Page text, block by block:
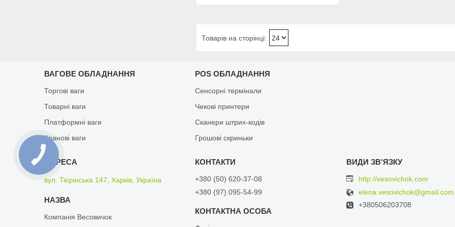
ВАГОВЕ ОБЛАДНАННЯ
Торгові ваги
Товарні ваги
Платформні ваги
Кранові ваги
POS ОБЛАДНАННЯ
Сенсорні термінали
Чекові принтери
Сканери штрих-кодів
Грошові скриньки
вул. Тюрінська 147, Харків, Україна
Компанія Весовичок
+380 (50) 620-37-08
+380 (97) 095-54-99
http://vesovichok.com
elena.vesovichok@gmail.com
+380506203708